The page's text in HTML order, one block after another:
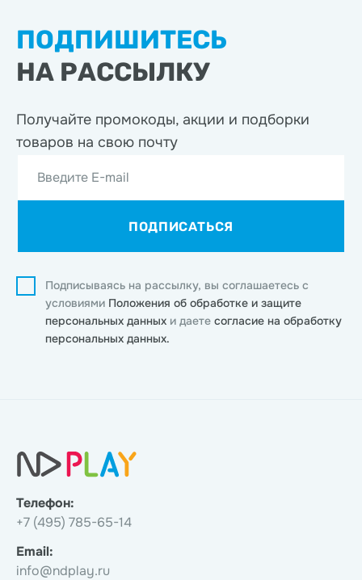
ПОДПИШИТЕСЬ
НА РАССЫЛКУ
Получайте промокоды, акции и подборки
товаров на свою почту
Введите E-mail
ПОДПИСАТЬСЯ
Подписываясь на рассылку, вы соглашаетесь с
условиями Положения об обработке и защите
персональных данных и даете согласие на обработку
персональных данных.
Телефон:
+7 (495) 785-65-14
Email:
info@ndplay.ru